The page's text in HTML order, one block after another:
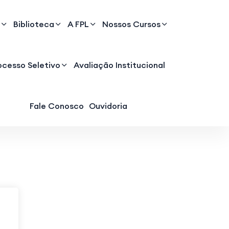
Biblioteca A FPL Nossos Cursos
Seletivo Avaliação Institucional
Fale Conosco Ouvidoria